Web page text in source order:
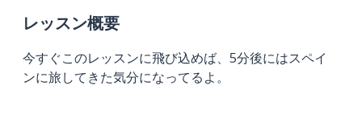
レッスン概要
今すぐこのレッスンに飛び込めば、5分後にはスペイ
ンに旅してきた気分になってるよ。